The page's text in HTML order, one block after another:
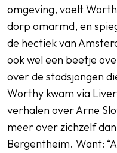
omgeving, voelt
dorp omarmd, en
de hectiek van
ook wel een beetje
over de stadsjongen
Worthy kwam via
verhalen over Arne
meer over zichzelf
Bergentheim. Want: